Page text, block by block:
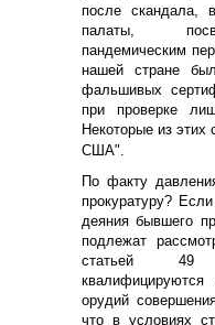
после скандала,
палаты,
пандемическим
нашей стране
фальшивых
при проверке
Некоторые из
США".
По факту
прокуратуру?
деяния бывшего
подлежат
статьей 49
орудий
что в условиях